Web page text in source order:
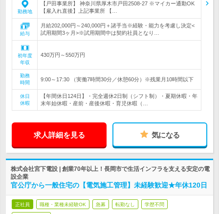
勤務地
【戸田事業所】 神奈川県厚木市戸田2508-27 ※マイカー通勤OK
【雇入れ直後】上記事業所 【…
給与
月給202,000円～240,000円＋諸手当※経験・能力を考慮し決定<
試用期間3ヶ月>※試用期間中は契約社員となり…
初年度
年収
430万円～550万円
勤務
時間
9:00～17:30 （実働7時間30分／休憩60分）※残業月10時間以下
休日
休暇
【年間休日124日】・完全週休2日制（シフト制）・夏期休暇・年
末年始休暇・産前・産後休暇・育児休暇（…
求人詳細を見る 気になる
株式会社宮下電設 | 創業70年以上！長岡市で生活インフラを支える安定の電
設企業
官公庁から一般住宅の【電気施工管理】未経験歓迎★年休120日
正社員 職種・業種未経験OK 急募 転勤なし 学歴不問